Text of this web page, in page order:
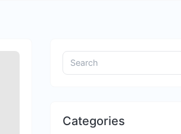
Categories